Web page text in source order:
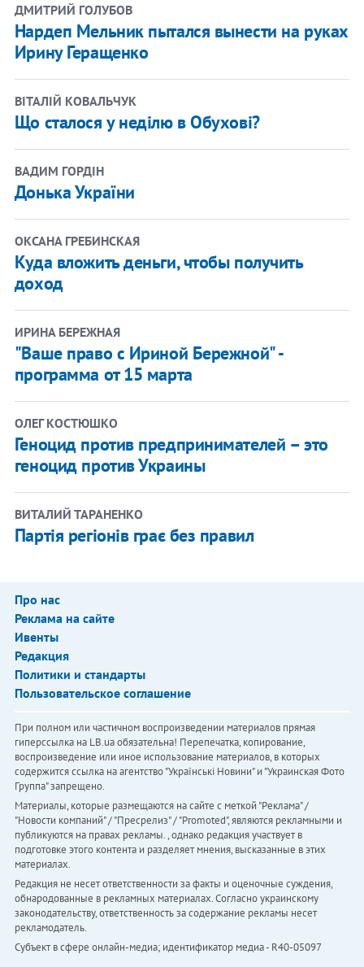
ДМИТРИЙ ГОЛУБОВ
Нардеп Мельник пытался вынести на руках
Ирину Геращенко
ВІТАЛІЙ КОВАЛЬЧУК
Що сталося у неділю в Обухові?
ВАДИМ ГОРДІН
Донька України
ОКСАНА ГРЕБИНСКАЯ
Куда вложить деньги, чтобы получить
доход
ИРИНА БЕРЕЖНАЯ
"Ваше право с Ириной Бережной" -
программа от 15 марта
ОЛЕГ КОСТЮШКО
Геноцид против предпринимателей – это
геноцид против Украины
ВИТАЛИЙ ТАРАНЕНКО
Партія регіонів грає без правил
Про нас
Реклама на сайте
Ивенты
Редакция
Политики и стандарты
Пользовательское соглашение
При полном или частичном воспроизведении материалов прямая
гиперссылка на LB.ua обязательна! Перепечатка, копирование,
воспроизведение или иное использование материалов, в которых
содержится ссылка на агентство "Українськi Новини" и "Украинская Фото
Группа" запрещено.
Материалы, которые размещаются на сайте с меткой "Реклама" /
"Новости компаний" / "Пресрелиз" / "Promoted", являются рекламными и
публикуются на правах рекламы. , однако редакция участвует в
подготовке этого контента и разделяет мнения, высказанные в этих
материалах.
Редакция не несет ответственности за факты и оценочные суждения,
обнародованные в рекламных материалах. Согласно украинскому
законодательству, ответственность за содержание рекламы несет
рекламодатель.
Субъект в сфере онлайн-медиа; идентификатор медиа - R40-05097